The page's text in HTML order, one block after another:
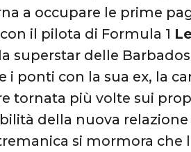
a occupare le prime
il pilota di Formula 1
superstar delle
i ponti con la sua ex, la
tornata più volte sui
della nuova relazione
si mormora che